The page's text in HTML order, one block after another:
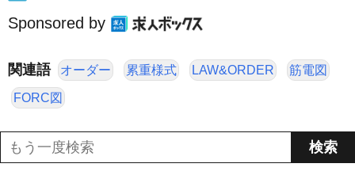
Sponsored by
関連語 オーダー 累重様式 LAW&ORDER 筋電図
FORC図